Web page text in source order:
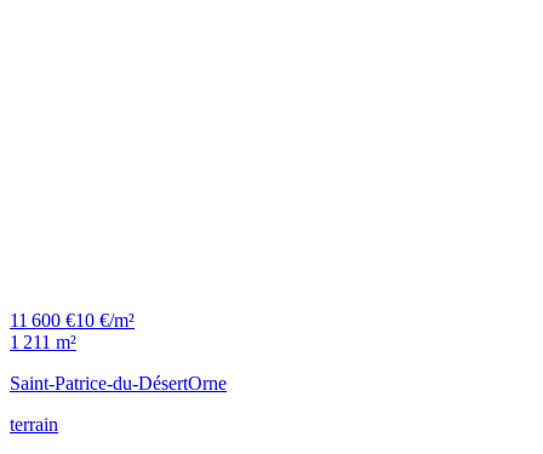
11 600 €10 €/m²
1 211 m²
Saint-Patrice-du-DésertOrne
terrain